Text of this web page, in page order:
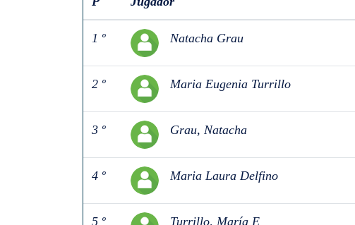
1 º Natacha Grau
2 º Maria Eugenia Turrillo
3 º Grau, Natacha
4 º Maria Laura Delfino
5 º Turrillo, María E